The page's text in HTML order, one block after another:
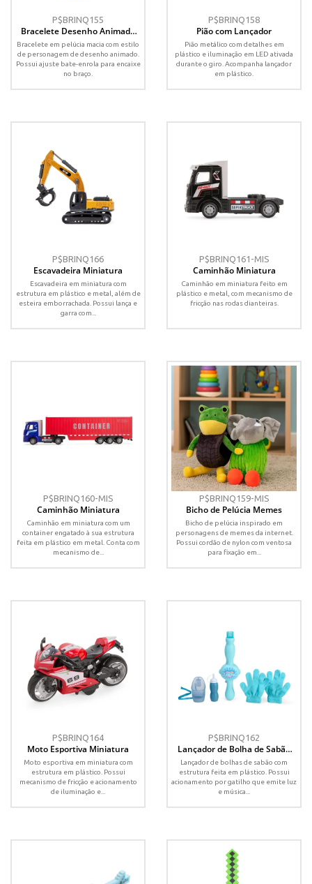
P$BRINQ155
Bracelete Desenho Animado
Pelúcia
Bracelete em pelúcia macia com estilo
de personagem de desenho animado.
Possui ajuste bate-enrola para encaixe
no braço.
P$BRINQ158
Pião com Lançador
Pião metálico com detalhes em
plástico e iluminação em LED ativada
durante o giro. Acompanha lançador
em plástico.
P$BRINQ166
Escavadeira Miniatura
Escavadeira em miniatura com
estrutura em plástico e metal, além de
esteira emborrachada. Possui lança e
garra com...
P$BRINQ161-MIS
Caminhão Miniatura
Caminhão em miniatura feito em
plástico e metal, com mecanismo de
fricção nas rodas dianteiras.
P$BRINQ160-MIS
Caminhão Miniatura
Caminhão em miniatura com um
container engatado à sua estrutura
feita em plástico em metal. Conta com
mecanismo de...
P$BRINQ159-MIS
Bicho de Pelúcia Memes
Bicho de pelúcia inspirado em
personagens de memes da internet.
Possui cordão de nylon com ventosa
para fixação em...
P$BRINQ164
Moto Esportiva Miniatura
Moto esportiva em miniatura com
estrutura em plástico. Possui
mecanismo de fricção e acionamento
de iluminação e...
P$BRINQ162
Lançador de Bolha de Sabão
com Fumaça
Lançador de bolhas de sabão com
estrutura feita em plástico. Possui
acionamento por gatilho que emite luz
e música...